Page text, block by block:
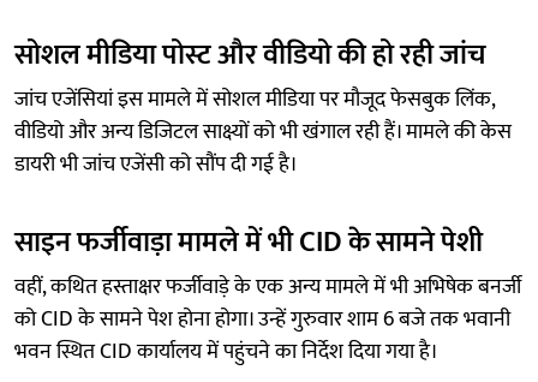
सोशल मीडिया पोस्ट और वीडियो की हो रही जांच
जांच एजेंसियां इस मामले में सोशल मीडिया पर मौजूद फेसबुक लिंक,
वीडियो और अन्य डिजिटल साक्ष्यों को भी खंगाल रही हैं। मामले की केस
डायरी भी जांच एजेंसी को सौंप दी गई है।
साइन फर्जीवाड़ा मामले में भी CID के सामने पेशी
वहीं, कथित हस्ताक्षर फर्जीवाड़े के एक अन्य मामले में भी अभिषेक बनर्जी
को CID के सामने पेश होना होगा। उन्हें गुरुवार शाम 6 बजे तक भवानी
भवन स्थित CID कार्यालय में पहुंचने का निर्देश दिया गया है।